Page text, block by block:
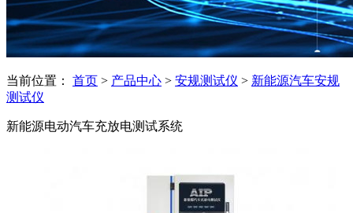
当前位置： 首页 > 产品中心 > 安规测试仪 > 新能源汽车安规
测试仪
新能源电动汽车充放电测试系统